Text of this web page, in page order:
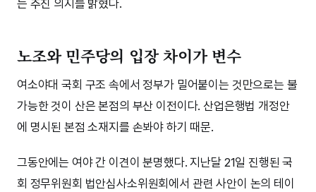
는 추진 의지를 밝혔다.
노조와 민주당의 입장 차이가 변수
여소야대 국회 구조 속에서 정부가 밀어붙이는 것만으로는 불
가능한 것이 산은 본점의 부산 이전이다. 산업은행법 개정안
에 명시된 본점 소재지를 손봐야 하기 때문.
그동안에는 여야 간 이견이 분명했다. 지난달 21일 진행된 국
회 정무위원회 법안심사소위원회에서 관련 사안이 논의 테이